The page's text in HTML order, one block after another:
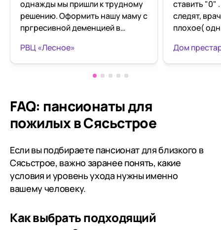
однажды мы пришли к трудному
решению. Оформить нашу маму с
пргресивной деменцией в
самый лучший пансионат лён.
Обл Лесное. Это райский уголок
во Всеволожском районе.
атмосфера. Профессиональные
врачи, что может быть лучше для
пожилых людей с деменцией.
Особо отмечу професанализм
социального работника Натальи
Николаевны. Это хрупкая
нежная женщина выполняет
свой профессиональный долг
так трепетно, что порой кажется
близкие родственники. Весь
РВЦ «Лесное»
ставить "0"
следят,
плохое(
главным из
вы
Дом
FAQ: пансионаты для
пожилых в Сясьстрое
Если вы подбираете пансионат для близкого в
Сясьстрое, важно заранее понять, какие
условия и уровень ухода нужны именно
вашему человеку.
Как выбрать подходящий